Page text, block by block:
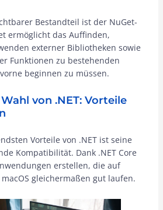
Bestandteil ist der NuGet-
ermöglicht das Auffinden,
externer Bibliotheken sowie
Funktionen zu bestehenden
beginnen zu müssen.
von .NET: Vorteile
Vorteile von .NET ist seine
Kompatibilität. Dank .NET Core
erstellen, die auf
gleichermaßen gut laufen.